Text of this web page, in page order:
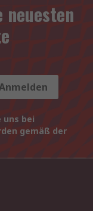
neuesten
uns bei
gemäß der